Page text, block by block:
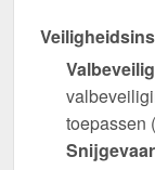
toepassen
Snijgevaar